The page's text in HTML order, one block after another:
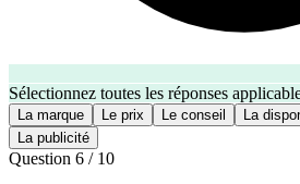
Sélectionnez toutes les réponses
La marque Le prix Le conseil La
La publicité
Question 6 / 10